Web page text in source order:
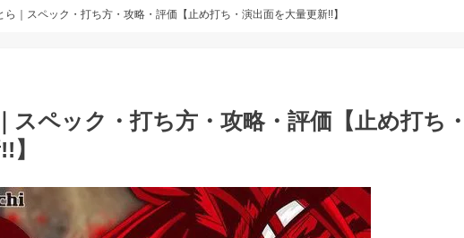
ら｜スペック・打ち方・攻略・評価【止め打ち・演出面を大量更新!!】
スペック・打ち方・攻略・評価【止め打ち・